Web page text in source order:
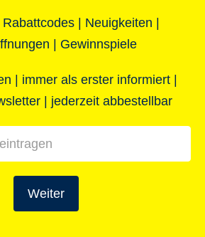
einen Blick
| Neuigkeiten |
| Gewinnspiele
| immer als erster informiert |
| jederzeit abbestellbar
Weiter